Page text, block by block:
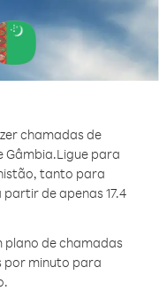
chamadas de
Gâmbia.Ligue para
tanto para
de apenas 17.4
plano de chamadas
por minuto para